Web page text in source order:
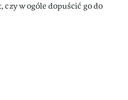
czy w ogóle dopuścić go do